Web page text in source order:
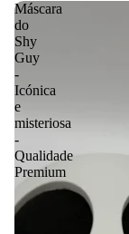
Máscara
do
Shy
Guy
-
Icónica
e
misteriosa
-
Qualidade
Premium